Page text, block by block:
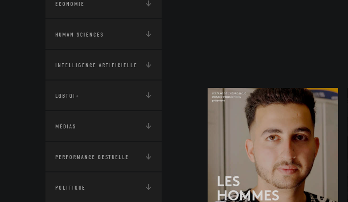
ECONOMIE
HUMAN SCIENCES
INTELLIGENCE ARTIFICIELLE
LGBTQI+
MÉDIAS
PERFORMANCE GESTUELLE
POLITIQUE